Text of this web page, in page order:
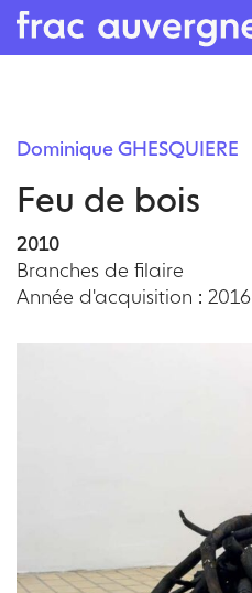
content
Dominique GHESQUIERE
Feu de bois
2010
Branches de filaire
Année d'acquisition : 2016